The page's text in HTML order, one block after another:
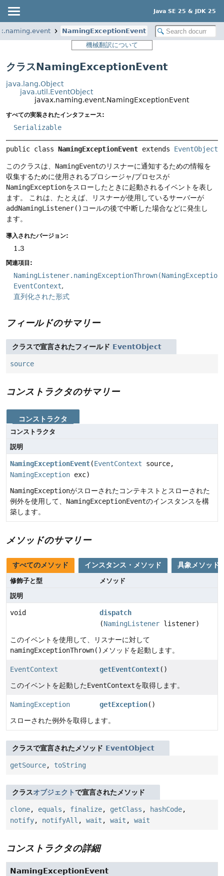
Java SE 25 & JDK 25
NamingExceptionEvent
機械翻訳について
クラスNamingExceptionEvent
java.lang.Object
java.util.EventObject
javax.naming.event.NamingExceptionEvent
すべての実装されたインタフェース:
Serializable
public class NamingExceptionEvent extends EventObject
このクラスは、 NamingEventのリスナーに通知するための情報を
収集するために使用されるプロシージャ/プロセスが
NamingExceptionをスローしたときに起動されるイベントを表し
ます。
これは、たとえば、リスナーが使用しているサーバーが
addNamingListener() コールの後で中断した場合などに発生し
ます。
導入されたバージョン:
1.3
関連項目:
EventContext
直列化された形式
フィールドのサマリー
クラスで宣言されたフィールド EventObject
source
コンストラクタのサマリー
コンストラクタ
コンストラクタ
説明
NamingExceptionEvent(EventContext source,
NamingException exc)
NamingExceptionがスローされたコンテキストとスローされた
例外を使用して、 NamingExceptionEventのインスタンスを構
築します。
メソッドのサマリー
すべてのメソッド インスタンス・メソッド 具象メソッド
修飾子と型
メソッド
説明
void
dispatch
(NamingListener listener)
このイベントを使用して、リスナーに対して
namingExceptionThrown() メソッドを起動します。
EventContext getEventContext()
このイベントを起動したEventContextを取得します。
NamingException getException()
スローされた例外を取得します。
クラスで宣言されたメソッド EventObject
getSource, toString
クラスオブジェクトで宣言されたメソッド
clone, equals , finalize, getClass , hashCode,
notify, notifyAll , wait , wait , wait
コンストラクタの詳細
NamingExceptionEvent